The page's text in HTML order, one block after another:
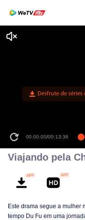
Desfrute de
00:00:00/00:13:38
Viajando pela
Este drama segue a mulher
tempo Du Fu em uma